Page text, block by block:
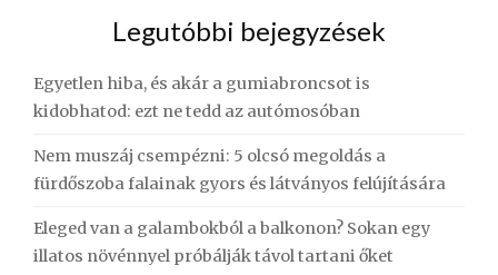
Legutóbbi bejegyzések
Egyetlen hiba, és akár a gumiabroncsot is
kidobhatod: ezt ne tedd az autómosóban
Nem muszáj csempézni: 5 olcsó megoldás a
fürdőszoba falainak gyors és látványos felújítására
Eleged van a galambokból a balkonon? Sokan egy
illatos növénnyel próbálják távol tartani őket